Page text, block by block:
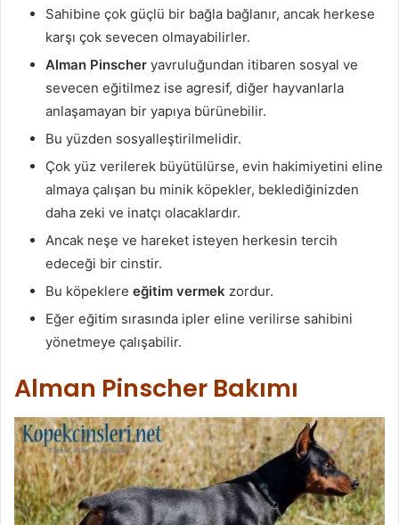
Sahibine çok güçlü bir bağla bağlanır, ancak herkese
karşı çok sevecen olmayabilirler.
Alman Pinscher yavruluğundan itibaren sosyal ve
sevecen eğitilmez ise agresif, diğer hayvanlarla
anlaşamayan bir yapıya bürünebilir.
Bu yüzden sosyalleştirilmelidir.
Çok yüz verilerek büyütülürse, evin hakimiyetini eline
almaya çalışan bu minik köpekler, beklediğinizden
daha zeki ve inatçı olacaklardır.
Ancak neşe ve hareket isteyen herkesin tercih
edeceği bir cinstir.
Bu köpeklere eğitim vermek zordur.
Eğer eğitim sırasında ipler eline verilirse sahibini
yönetmeye çalışabilir.
Alman Pinscher Bakımı